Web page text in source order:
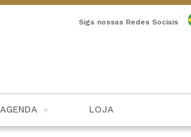
Siga nossas Redes Sociais
AGENDA LOJA